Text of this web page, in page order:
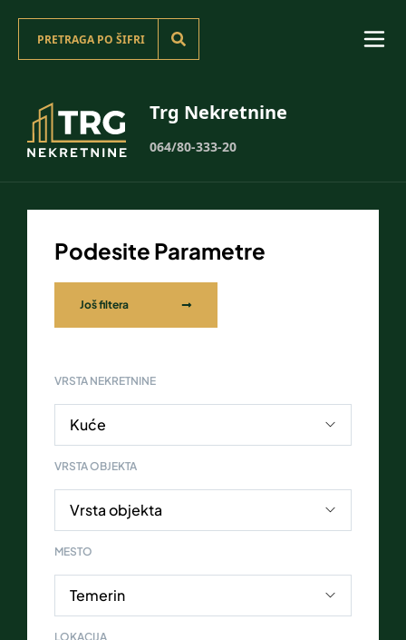
Trg Nekretnine
064/80-333-20
Podesite Parametre
Još filtera
VRSTA NEKRETNINE
VRSTA OBJEKTA
MESTO
LOKACIJA